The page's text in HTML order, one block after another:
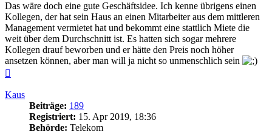
Das wäre doch eine gute Geschäftsidee. Ich kenne übrigens einen
Kollegen, der hat sein Haus an einen Mitarbeiter aus dem mittleren
Management vermietet hat und bekommt eine stattlich Miete die
weit über dem Durchschnitt ist. Es hatten sich sogar mehrere
Kollegen drauf beworben und er hätte den Preis noch höher
ansetzen können, aber man will ja nicht so unmenschlich sein
Kaus
Beiträge: 189
Registriert: 15. Apr 2019, 18:36
Behörde: Telekom